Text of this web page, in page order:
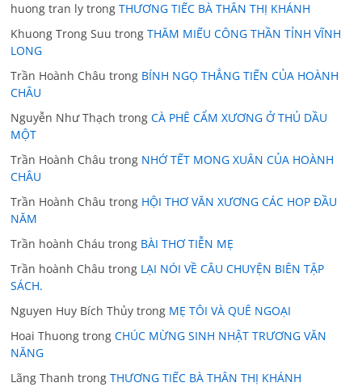
huong tran ly trongTHƯƠNG TIẾC BÀ THÂN THỊ KHÁNH
Khuong Trong Suu trongTHĂM MIẾU CÔNG THẦN TỈNH VĨNH
LONG
Trần Hoành Châu trong BÍNH NGỌ THẲNG TIẾN CỦA HOÀNH
CHÂU
Nguyễn Như Thạch trongCÀ PHÊ CẨM XƯƠNG Ở THỦ DẦU
MỘT
Trần Hoành Châu trong NHỚ TẾT MONG XUÂN CỦA HOÀNH
CHÂU
Trần Hoành Châu trong HỘI THƠ VĂN XƯƠNG CÁC HOP ĐẦU
NĂM
Trần hoành Cháu trong BÀI THƠ TIỄN MẸ
Trần hoành Châu trong LẠI NÓI VỀ CÂU CHUYỆN BIÊN TẬP
SÁCH.
Nguyen Huy Bích Thủy trong MẸ TÔI VÀ QUÊ NGOẠI
Hoai Thuong trongCHÚC MỪNG SINH NHẬT TRƯƠNG VĂN
NĂNG
Lãng Thanh trongTHƯƠNG TIẾC BÀ THÂN THỊ KHÁNH